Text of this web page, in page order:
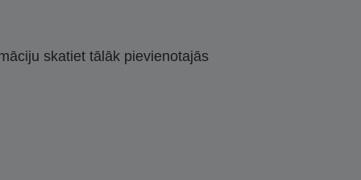
skatiet tālāk pievienotajās